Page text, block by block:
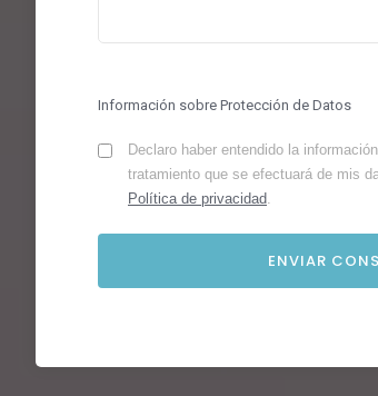
Información sobre Protección de Datos
Declaro haber entendido la
tratamiento que se efectuará de mis
Política de privacidad.